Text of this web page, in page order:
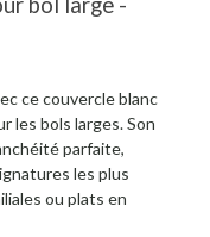
ce couvercle blanc
les bols larges. Son
parfaite,
les plus
ou plats en